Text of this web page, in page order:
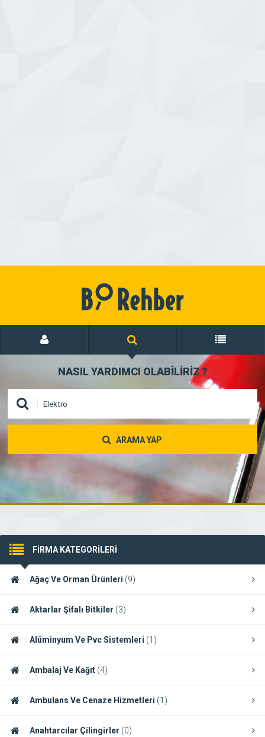
NASIL YARDIMCI OLABİLİRİZ?
ARAMA YAP
FİRMA KATEGORİLERİ
Ağaç Ve Orman Ürünleri (9)
Aktarlar Şifalı Bitkiler (3)
Alüminyum Ve Pvc Sistemleri (1)
Ambalaj Ve Kağıt (4)
Ambulans Ve Cenaze Hizmetleri (1)
Anahtarcılar Çilingirler (0)